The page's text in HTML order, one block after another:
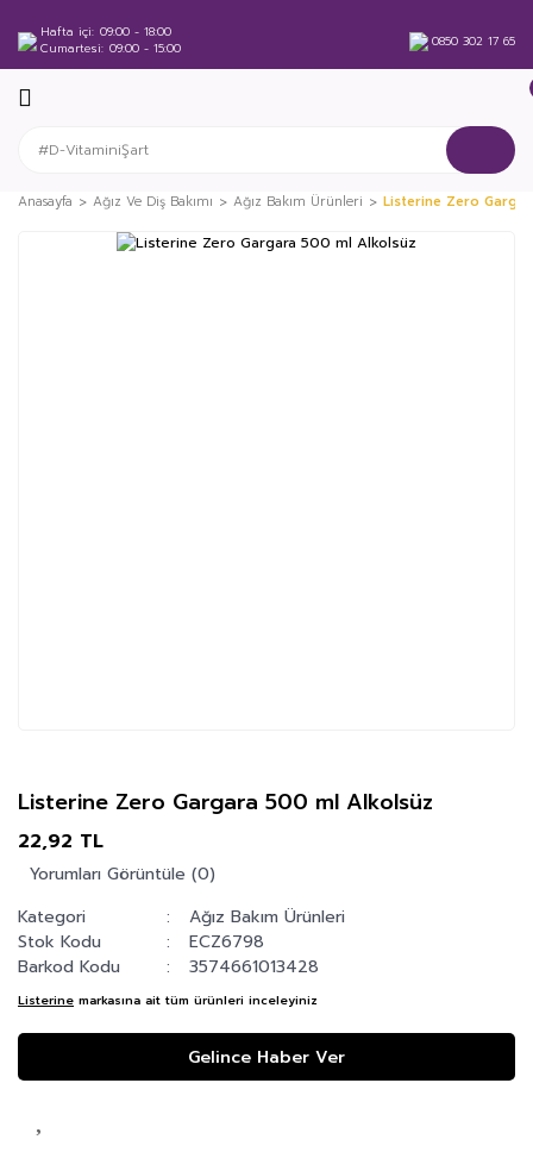
Hafta içi 09:00 - 18:00
Cumartesi 09:00 - 15:00 0850 302 17 65
Anasayfa Ağız Ve Diş Bakımı Ağız Bakım Ürünleri Listerine Zero
Listerine Zero Gargara 500 ml Alkolsüz
22,92 TL
Yorumları Görüntüle (0)
Kategori
Ağız Bakım Ürünleri
Stok Kodu
ECZ6798
Barkod Kodu
3574661013428
Listerine markasına ait tüm ürünleri inceleyiniz
Gelince Haber Ver